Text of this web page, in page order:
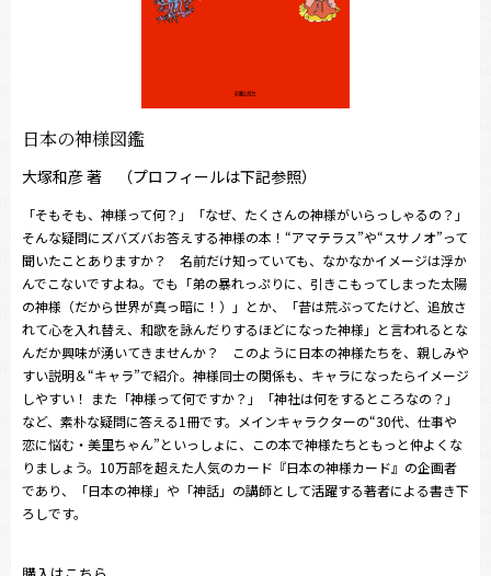
日本の神様図鑑
大塚和彦 著 （プロフィールは下記参照）
「そもそも、神様って何？」「なぜ、たくさんの神様がいらっしゃるの？」
そんな疑問にズバズバお答えする神様の本！“アマテラス”や“スサノオ”って
聞いたことありますか？ 名前だけ知っていても、なかなかイメージは浮か
んでこないですよね。でも「弟の暴れっぷりに、引きこもってしまった太陽
の神様（だから世界が真っ暗に！）」とか、「昔は荒ぶってたけど、追放さ
れて心を入れ替え、和歌を詠んだりするほどになった神様」と言われるとな
んだか興味が湧いてきませんか？ このように日本の神様たちを、親しみや
すい説明＆“キャラ”で紹介。神様同士の関係も、キャラになったらイメージ
しやすい！ また「神様って何ですか？」「神社は何をするところなの？」
など、素朴な疑問に答える1冊です。メインキャラクターの“30代、仕事や
恋に悩む・美里ちゃん”といっしょに、この本で神様たちともっと仲よくな
りましょう。10万部を超えた人気のカード『日本の神様カード』の企画者
であり、「日本の神様」や「神話」の講師として活躍する著者による書き下
ろしです。